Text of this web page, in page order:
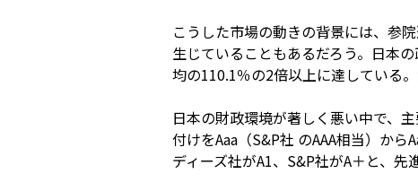
こうした市場の動きの背景には、参
生じていることもあるだろう。日本
均の110.1％の2倍以上に達している
日本の財政環境が著しく悪い中で、
付けをAaa（S&P社 のAAA相当）か
ディーズ社がA1、S&P社がA＋と、先